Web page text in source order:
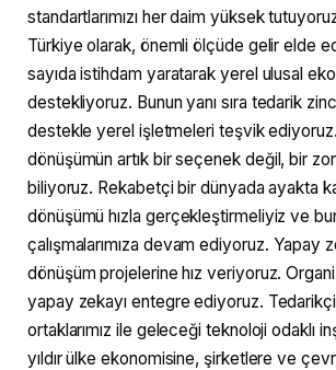
standartlarımızı her daim yüksek
Türkiye olarak, önemli ölçüde gelir elde
sayıda istihdam yaratarak yerel ulusal
destekliyoruz. Bunun yanı sıra tedarik
destekle yerel işletmeleri teşvik
dönüşümün artık bir seçenek değil, bir
biliyoruz. Rekabetçi bir dünyada ayakta
dönüşümü hızla gerçekleştirmeliyiz ve
çalışmalarımıza devam ediyoruz. Yapay
dönüşüm projelerine hız veriyoruz.
yapay zekayı entegre ediyoruz.
ortaklarımız ile geleceği teknoloji odaklı
yıldır ülke ekonomisine, şirketlere ve